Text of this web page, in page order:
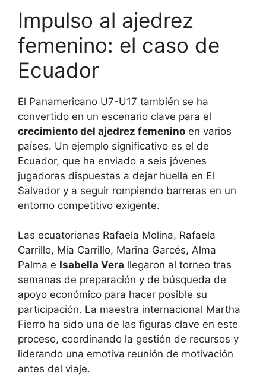
Impulso al ajedrez
femenino: el caso de
Ecuador
El Panamericano U7-U17 también se ha
convertido en un escenario clave para el
crecimiento del ajedrez femenino en varios
países. Un ejemplo significativo es el de
Ecuador, que ha enviado a seis jóvenes
jugadoras dispuestas a dejar huella en El
Salvador y a seguir rompiendo barreras en un
entorno competitivo exigente.
Las ecuatorianas Rafaela Molina, Rafaela
Carrillo, Mia Carrillo, Marina Garcés, Alma
Palma e Isabella Vera llegaron al torneo tras
semanas de preparación y de búsqueda de
apoyo económico para hacer posible su
participación. La maestra internacional Martha
Fierro ha sido una de las figuras clave en este
proceso, coordinando la gestión de recursos y
liderando una emotiva reunión de motivación
antes del viaje.